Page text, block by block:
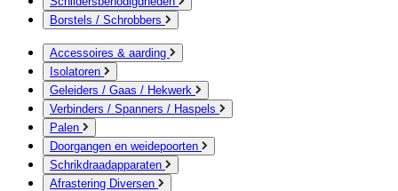
Borstels / Schrobbers
Accessoires & aarding
Isolatoren
Geleiders / Gaas / Hekwerk
Verbinders / Spanners / Haspels
Palen
Doorgangen en weidepoorten
Schrikdraadapparaten
Afrastering Diversen